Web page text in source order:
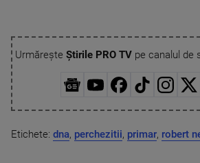
Urmărește Știrile PRO TVpe canalul de
Etichete: dna, perchezitii, primar, robert